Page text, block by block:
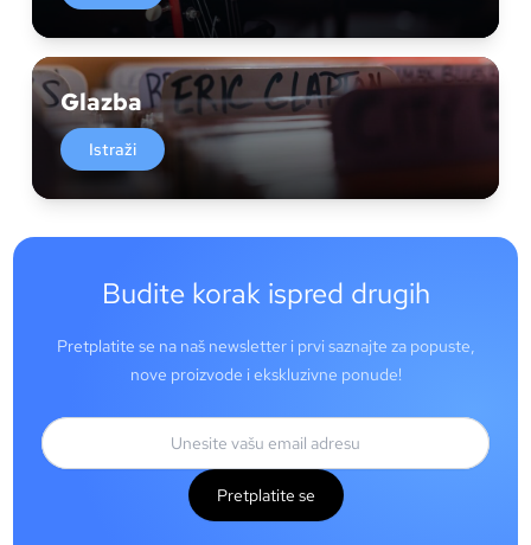
Glazba
Istraži
Budite korak ispred drugih
Pretplatite se na naš newsletter i prvi saznajte za popuste,
nove proizvode i ekskluzivne ponude!
Pretplatite se